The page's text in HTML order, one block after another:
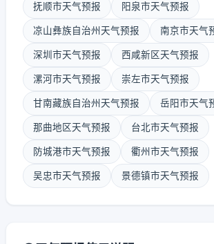
抚顺市天气预报 阳泉市天气预报
凉山彝族自治州天气预报 南京市天气
深圳市天气预报 西咸新区天气预报
漯河市天气预报 崇左市天气预报
甘南藏族自治州天气预报 岳阳市天气
那曲地区天气预报 台北市天气预报
防城港市天气预报 衢州市天气预报
吴忠市天气预报 景德镇市天气预报